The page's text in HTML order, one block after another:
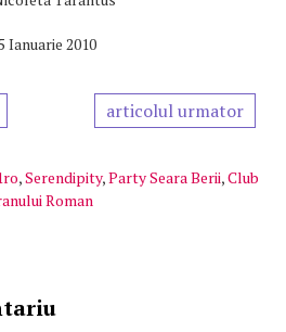
Ianuarie 2010
articolul urmator
,Serendipity,Party Seara Berii,Club
Roman